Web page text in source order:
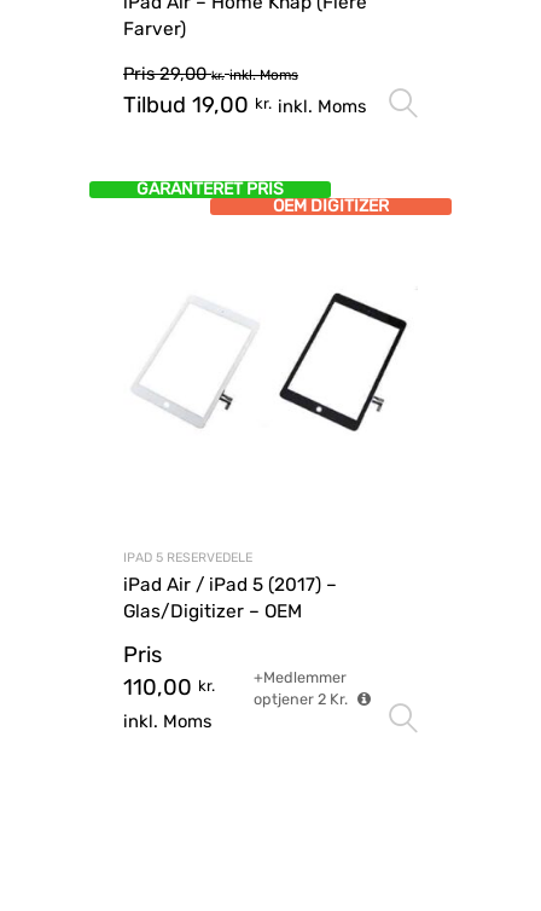
Farver)
Pris29,00kr. inkl. Moms
Tilbud 19,00 kr. inkl. Moms
GARANTERET PRIS
OEM DIGITIZER
IPAD 5 RESERVEDELE
iPad Air / iPad 5 (2017) –
Glas/Digitizer – OEM
Pris
110,00 kr.
inkl. Moms
+Medlemmer
optjener 2Kr.